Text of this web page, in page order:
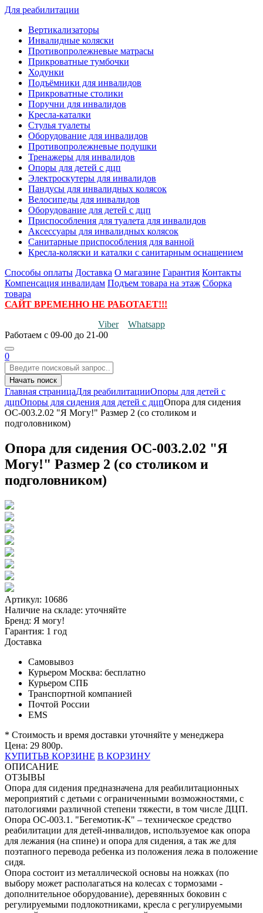
Для реабилитации
Вертикализаторы
Инвалидные коляски
Противопролежневые матрасы
Прикроватные тумбочки
Ходунки
Подъёмники для инвалидов
Прикроватные столики
Поручни для инвалидов
Кресла-каталки
Стулья туалеты
Оборудование для инвалидов
Противопролежневые подушки
Тренажеры для инвалидов
Опоры для детей с дцп
Электроскутеры для инвалидов
Пандусы для инвалидных колясок
Велосипеды для инвалидов
Оборудование для детей с дцп
Приспособления для туалета для инвалидов
Аксессуары для инвалидных колясок
Санитарные приспособления для ванной
Кресла-коляски и каталки с санитарным оснащением
Способы оплаты Доставка О магазине Гарантия Контакты
Компенсация инвалидам Подъем товара на этаж Сборка
товара
САЙТ ВРЕМЕННО НЕ РАБОТАЕТ!!!
Viber
Whatsapp
Работаем с 09-00 до 21-00
0
Начать поиск
Главная страницаДля реабилитацииОпоры для детей с
дцпОпоры для сидения для детей с дцпОпора для сидения
ОС-003.2.02 "Я Могу!" Размер 2 (со столиком и
подголовником)
Опора для сидения ОС-003.2.02 "Я
Могу!" Размер 2 (со столиком и
подголовником)
Артикул: 10686
Наличие на складе: уточняйте
Бренд: Я могу!
Гарантия: 1 год
Доставка
Самовывоз
Курьером Москва: бесплатно
Курьером СПБ
Транспортной компанией
Почтой России
EMS
* Стоимость и время доставки уточняйте у менеджера
Цена: 29 800р.
КУПИТЬВ КОРЗИНЕ В КОРЗИНУ
ОПИСАНИЕ
ОТЗЫВЫ
Опора для сидения предназначена для реабилитационных
мероприятий с детьми с ограниченными возможностями, с
патологиями различной степени тяжести, в том числе ДЦП.
Опора ОC-003.1. "Бегемотик-К" – техническое средство
реабилитации для детей-инвалидов, используемое как опора
для лежания (на спине) и опора для сидения, а так же для
поэтапного перевода ребенка из положения лежа в положение
сидя.
Опора состоит из металлической основы на ножках (по
выбору может располагаться на колесах с тормозами -
дополнительное оборудование), деревянных боковин с
регулируемыми подлокотниками, кресла с регулируемыми